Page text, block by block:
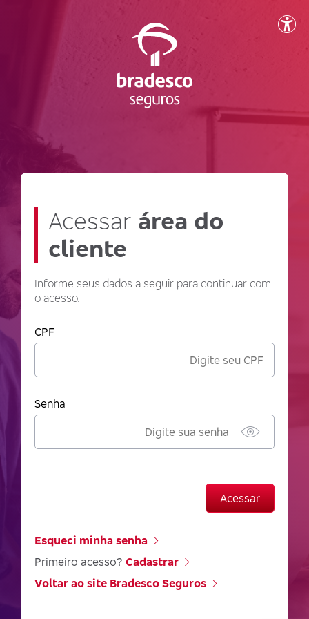
Acessar área do
cliente
Informe seus dados a seguir para continuar com
o acesso.
CPF
Senha
Acessar
Esqueci minha senha
Primeiro acesso? Cadastrar
Voltar ao site Bradesco Seguros